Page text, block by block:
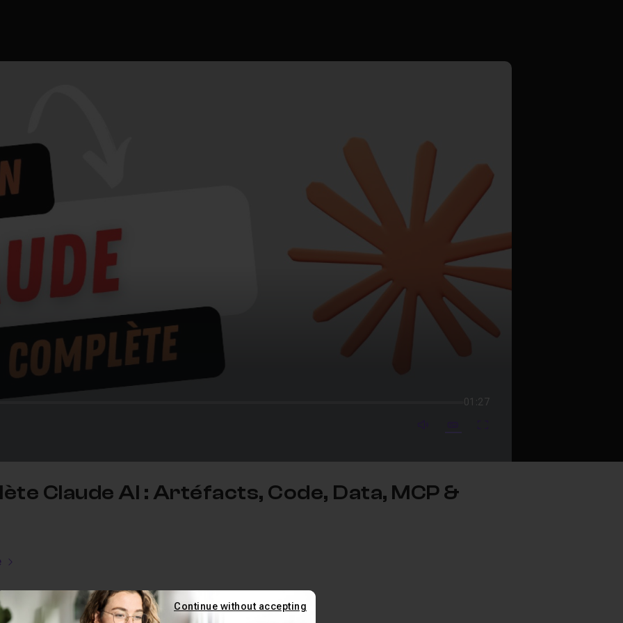
01:27
mute video
Subtitles
Claude AI : Artéfacts, Code, Data, MCP &